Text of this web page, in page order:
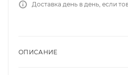
Доставка день в день, если
ОПИСАНИЕ